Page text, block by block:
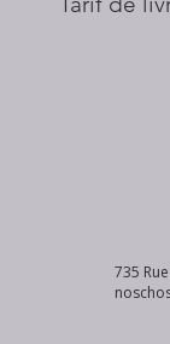
735